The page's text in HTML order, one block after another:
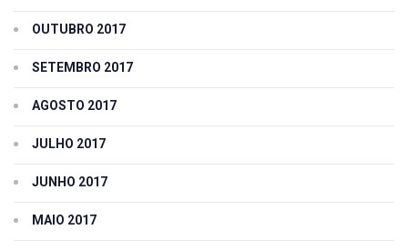
OUTUBRO 2017
SETEMBRO 2017
AGOSTO 2017
JULHO 2017
JUNHO 2017
MAIO 2017